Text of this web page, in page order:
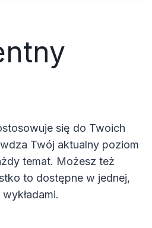
się do Twoich
Twój aktualny poziom
temat. Możesz też
to dostępne w jednej,